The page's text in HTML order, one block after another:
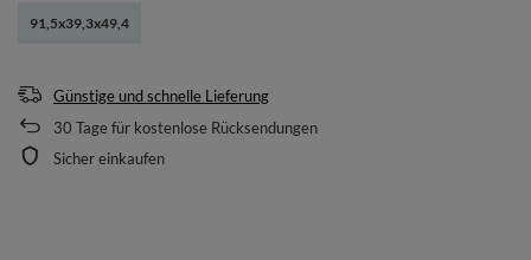
91,5x39,3x49,4
Günstige und schnelle Lieferung
30 Tage für kostenlose Rücksendungen
Sicher einkaufen